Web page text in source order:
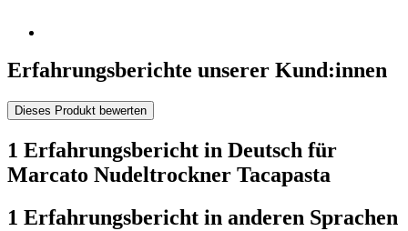
Erfahrungsberichte unserer Kund:innen
Dieses Produkt bewerten
1 Erfahrungsbericht in Deutsch für
Marcato Nudeltrockner Tacapasta
1 Erfahrungsbericht in anderen Sprachen